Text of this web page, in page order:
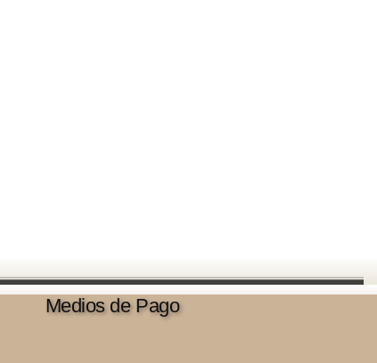
Medios de Pago